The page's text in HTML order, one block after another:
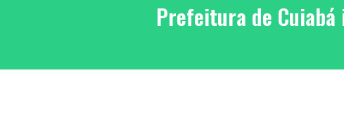
Prefeitura de Cuiabá